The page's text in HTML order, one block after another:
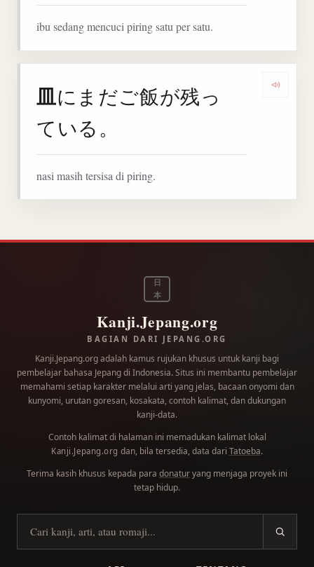
ibu sedang mencuci piring satu per satu.
皿にまだご飯が残っ
ている。
nasi masih tersisa di piring.
日
本
Kanji.Jepang.org
BAGIAN DARI JEPANG.ORG
Kanji.Jepang.org adalah kamus rujukan khusus untuk kanji bagi
pembelajar bahasa Jepang di Indonesia. Situs ini membantu pembelajar
memahami setiap karakter melalui arti yang jelas, bacaan onyomi dan
kunyomi, urutan goresan, kosakata, contoh kalimat, dan dukungan
kanji-data.
Contoh kalimat di halaman ini memadukan kalimat lokal
Kanji.Jepang.org dan, bila tersedia, data dari Tatoeba.
Terima kasih khusus kepada para donaturyang menjaga proyek ini
tetap hidup.
Cari kanji